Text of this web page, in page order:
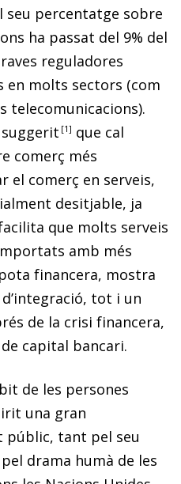
seu percentatge sobre
ha passat del 9% del
reguladores
en molts sectors (com
telecomunicacions).
t 1
que cal
comerç més
el comerç en serveis,
desitjable, ja
que molts serveis
amb més
financera, mostra
tot i un
de la crisi financera,
capital bancari.
de les persones
una gran
públic, tant pel seu
drama humà de les